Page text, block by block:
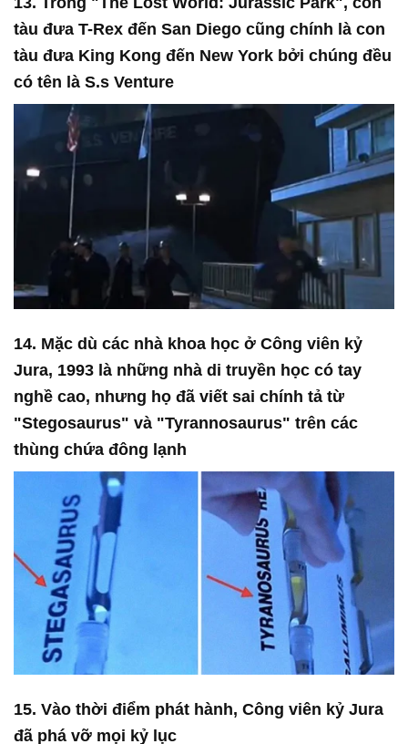
tàu đưa T-Rex đến San Diego cũng chính là con
tàu đưa King Kong đến New York bởi chúng đều
có tên là S.s Venture
14. Mặc dù các nhà khoa học ở Công viên kỷ
Jura, 1993 là những nhà di truyền học có tay
nghề cao, nhưng họ đã viết sai chính tả từ
"Stegosaurus" và "Tyrannosaurus" trên các
thùng chứa đông lạnh
15. Vào thời điểm phát hành, Công viên kỷ Jura
đã phá vỡ mọi kỷ lục